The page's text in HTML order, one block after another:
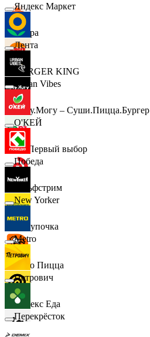
7 утра
BURGER KING
Хочу.Могу – Суши.Пицца.Бургер
B1 Первый выбор
Гольфстрим
Покупочка
Додо Пицца
Яндекс Еда
Яндекс Маркет
Лента
Urban Vibes
О'КЕЙ
Победа
New Yorker
Metro
Петрович
Перекрёсток